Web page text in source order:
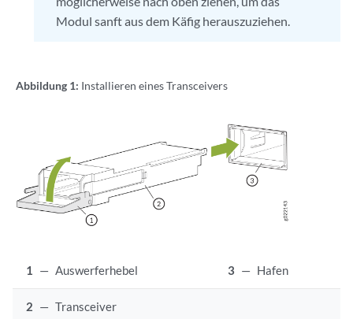
Modul sanft aus dem Käfig herauszuziehen.
Abbildung 1: Installieren eines Transceivers
1 — Auswerferhebel 3 — Hafen
2 — Transceiver